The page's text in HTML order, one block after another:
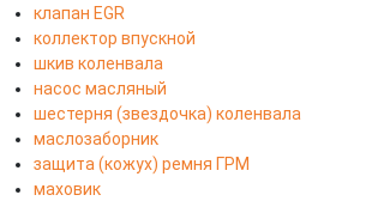
клапан EGR
коллектор впускной
шкив коленвала
насос масляный
шестерня (звездочка) коленвала
маслозаборник
защита (кожух) ремня ГРМ
маховик